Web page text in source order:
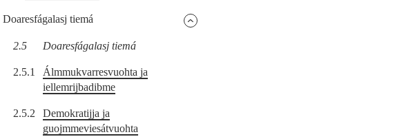
Doaresfágalasj tiemá
2.5 Doaresfágalasj tiemá
2.5.1
Álmmukvarresvuohta ja
iellemrijbadibme
2.5.2
Demokratijja ja
guojmmeviesátvuohta